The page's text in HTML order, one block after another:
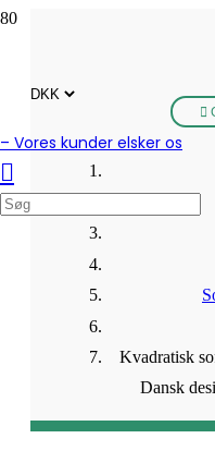
– Vores kunder elsker os
Kvadratisk
Dansk